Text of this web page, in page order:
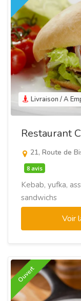
Livraison / A
Restaurant
21, Route de
8 avis
Kebab, yufka,
sandwichs
Voir
Ouvert